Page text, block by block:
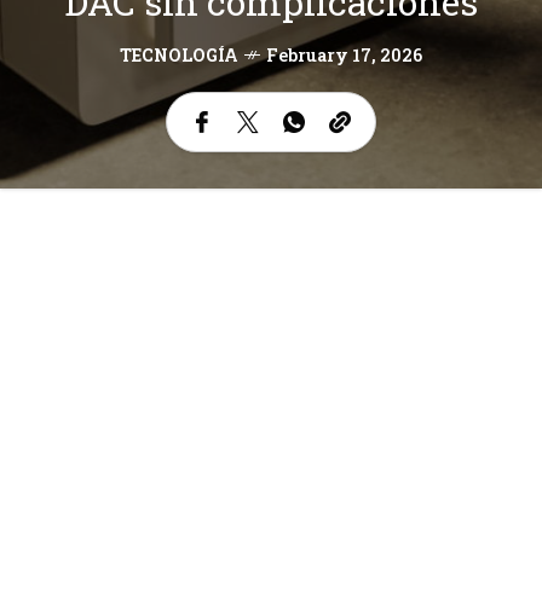
TECNOLOGÍA February 17, 2026